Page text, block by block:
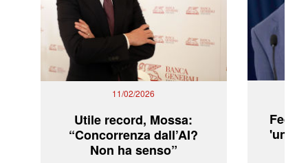
11/02/2026
Utile record, Mossa:
“Concorrenza dall’AI?
Non ha senso”
Fed:
'una